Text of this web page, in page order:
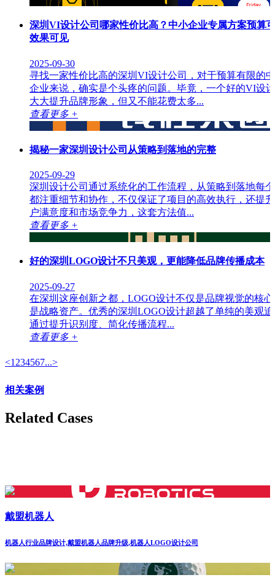
深圳VI设计公司哪家性价比高？中小企业专属方案预算
效果可见
2025-09-30
寻找一家性价比高的深圳VI设计公司，对于预算有限的
企业来说，确实是个头疼的问题。毕竟，一个好的VI设
大大提升品牌形象，但又不能花费太多...
查看更多 +
揭秘一家深圳设计公司从策略到落地的完整
2025-09-29
深圳设计公司通过系统化的工作流程，从策略到落地每
都注重细节和协作，不仅保证了项目的高效执行，还提
户满意度和市场竞争力，这套方法值...
查看更多 +
好的深圳LOGO设计不只美观，更能降低品牌传播成本
2025-09-27
在深圳这座创新之都，LOGO设计不仅是品牌视觉的核
是战略资产。优秀的深圳LOGO设计超越了单纯的美观
通过提升识别度、简化传播流程...
查看更多 +
<1 234567...>
相关案例
Related Cases
戴盟机器人
机器人行业品牌设计,戴盟机器人品牌升级,机器人LOGO设计公司